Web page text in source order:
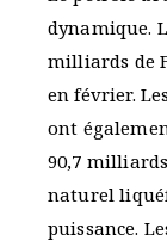
dynamique.
milliards de
en février.
ont
90,7
naturel
puissance.